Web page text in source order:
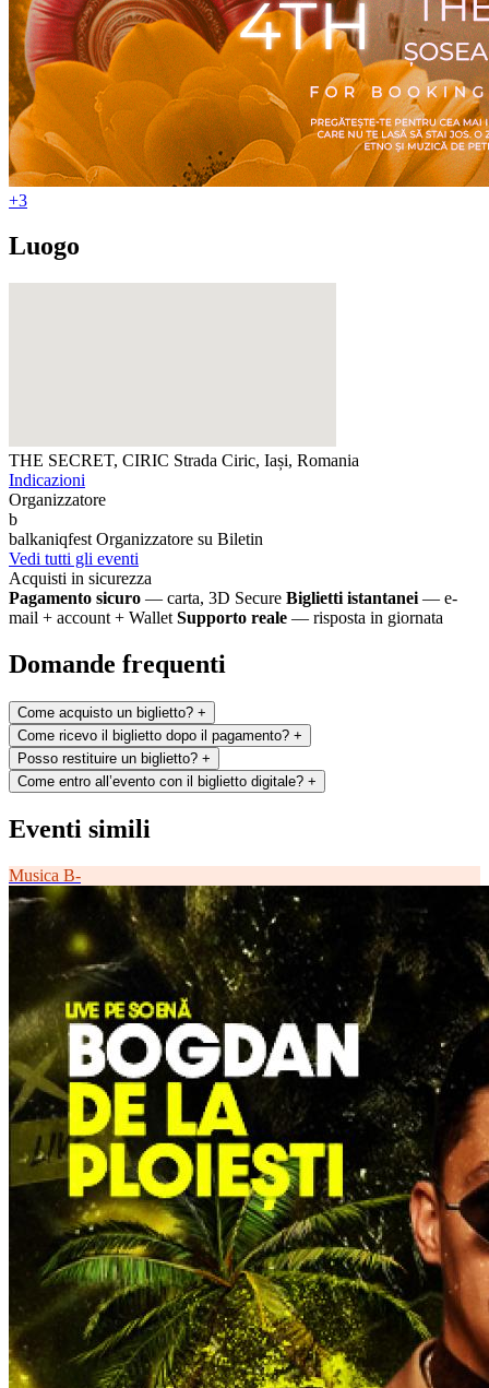
+3
Luogo
THE SECRET, CIRIC Strada Ciric, Iași, Romania
Indicazioni
Organizzatore
b
balkaniqfest Organizzatore su Biletin
Vedi tutti gli eventi
Acquisti in sicurezza
Pagamento sicuro — carta, 3D Secure Biglietti istantanei — e-
mail + account + Wallet Supporto reale — risposta in giornata
Domande frequenti
Come acquisto un biglietto? +
Come ricevo il biglietto dopo il pagamento? +
Posso restituire un biglietto? +
Come entro all’evento con il biglietto digitale? +
Eventi simili
Musica B-